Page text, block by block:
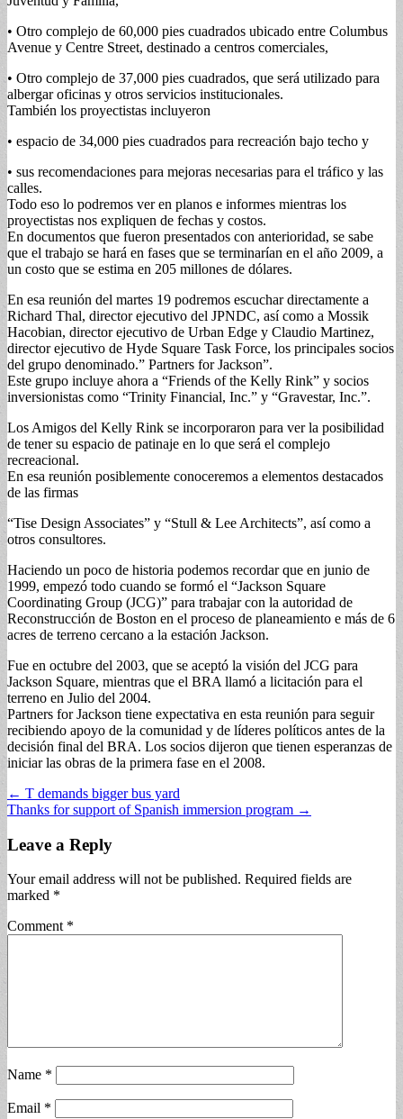
• Otro complejo de 60,000 pies cuadrados ubicado entre Columbus
Avenue y Centre Street, destinado a centros comerciales,
• Otro complejo de 37,000 pies cuadrados, que será utilizado para
albergar oficinas y otros servicios institucionales.
También los proyectistas incluyeron
• espacio de 34,000 pies cuadrados para recreación bajo techo y
• sus recomendaciones para mejoras necesarias para el tráfico y las
calles.
Todo eso lo podremos ver en planos e informes mientras los
proyectistas nos expliquen de fechas y costos.
En documentos que fueron presentados con anterioridad, se sabe
que el trabajo se hará en fases que se terminarían en el año 2009, a
un costo que se estima en 205 millones de dólares.
En esa reunión del martes 19 podremos escuchar directamente a
Richard Thal, director ejecutivo del JPNDC, así como a Mossik
Hacobian, director ejecutivo de Urban Edge y Claudio Martinez,
director ejecutivo de Hyde Square Task Force, los principales socios
del grupo denominado.” Partners for Jackson”.
Este grupo incluye ahora a “Friends of the Kelly Rink” y socios
inversionistas como “Trinity Financial, Inc.” y “Gravestar, Inc.”.
Los Amigos del Kelly Rink se incorporaron para ver la posibilidad
de tener su espacio de patinaje en lo que será el complejo
recreacional.
En esa reunión posiblemente conoceremos a elementos destacados
de las firmas
“Tise Design Associates” y “Stull & Lee Architects”, así como a
otros consultores.
Haciendo un poco de historia podemos recordar que en junio de
1999, empezó todo cuando se formó el “Jackson Square
Coordinating Group (JCG)” para trabajar con la autoridad de
Reconstrucción de Boston en el proceso de planeamiento e más de 6
acres de terreno cercano a la estación Jackson.
Fue en octubre del 2003, que se aceptó la visión del JCG para
Jackson Square, mientras que el BRA llamó a licitación para el
terreno en Julio del 2004.
Partners for Jackson tiene expectativa en esta reunión para seguir
recibiendo apoyo de la comunidad y de líderes políticos antes de la
decisión final del BRA. Los socios dijeron que tienen esperanzas de
iniciar las obras de la primera fase en el 2008.
Post
navigation
← T demands bigger bus yard
Thanks for support of Spanish immersion program →
Leave a Reply
Your email address will not be published. Required fields are
marked *
Comment *
Name *
Email *